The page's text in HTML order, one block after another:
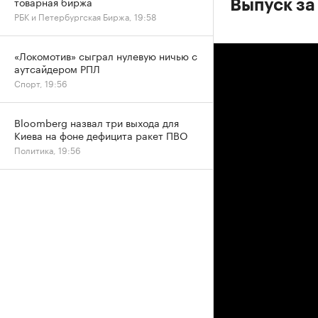
Выпуск
РБК и Петербургская Биржа, 19:58
«Локомотив» сыграл нулевую ничью с
аутсайдером РПЛ
Спорт, 19:56
Bloomberg назвал три выхода для
Киева на фоне дефицита ракет ПВО
Политика, 19:56